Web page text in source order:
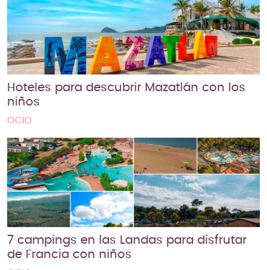
Hoteles para descubrir Mazatlán con los
niños
OCIO
7 campings en las Landas para disfrutar
de Francia con niños